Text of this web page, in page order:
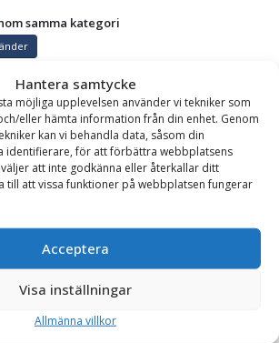
Hantera samtycke
möjliga upplevelsen använder vi tekniker som
eller hämta information från din enhet. Genom
kan vi behandla data, såsom din
identifierare, för att förbättra webbplatsens
att inte godkänna eller återkallar ditt
till att vissa funktioner på webbplatsen fungerar
Acceptera
Visa inställningar
Allmänna villkor
samma kategori
fäste 4,5 tum, modell T
tjälbrytare. Rivartanden är anpassad för
eller frusna markförhållanden. Tanden,
skärpa, är självvässande under hela